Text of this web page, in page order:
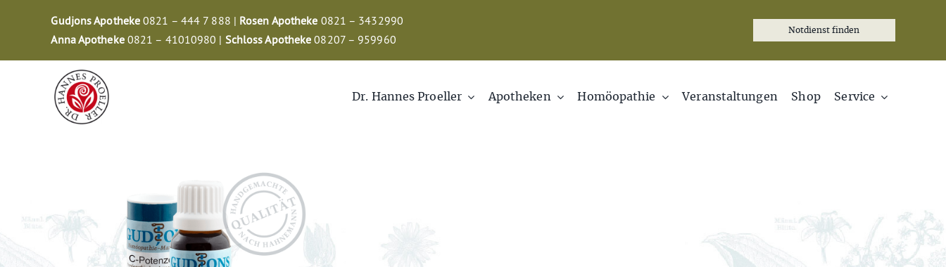
Gudjons Apotheke 0821 – 444 7 888 | Rosen Apotheke 0821 – 3432990
Anna Apotheke0821 – 41010980 | Schloss Apotheke 08207 – 959960
Notdienst finden
Dr. Hannes Proeller Apotheken Homöopathie Veranstaltungen Shop Service